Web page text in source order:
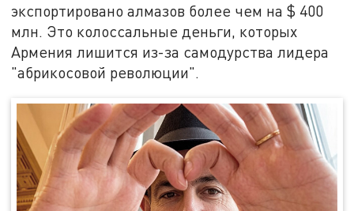
экспортировано алмазов более чем на $ 400
млн. Это колоссальные деньги, которых
Армения лишится из-за самодурства лидера
"абрикосовой революции".